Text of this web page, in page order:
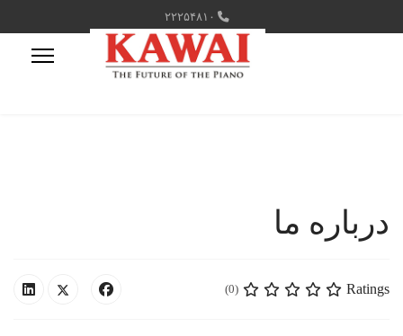
۲۲۲۵۴۸۱۰
درباره ما
Ratings
(0)